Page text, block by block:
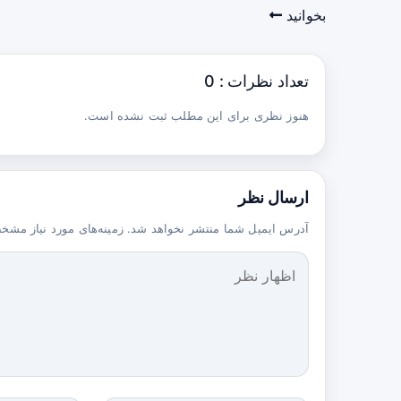
بخوانید
تعداد نظرات : 0
هنوز نظری برای این مطلب ثبت نشده است.
ارسال نظر
آدرس ایمیل شما منتشر نخواهد شد. زمینه‌های مورد نیاز